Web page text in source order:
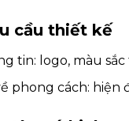
cầu thiết kế
tin: logo, màu
phong cách: hiện